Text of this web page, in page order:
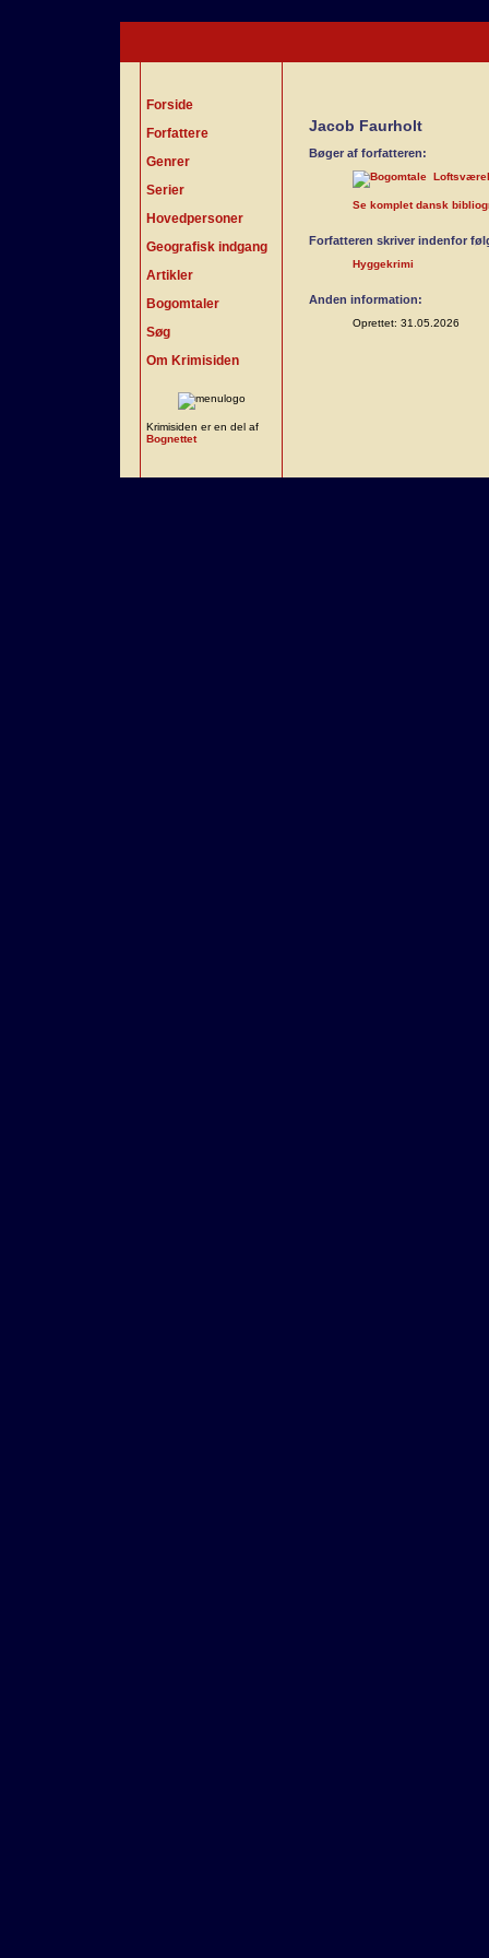
Forside
Forfattere
Genrer
Serier
Hovedpersoner
Geografisk indgang
Artikler
Bogomtaler
Søg
Om Krimisiden
Krimisiden er en del af
Bognettet
Jacob Faurholt
Bøger af forfatteren:
Se komplet dansk
Forfatteren skriver indenfor
Hyggekrimi
Anden information:
Oprettet: 31.05.2026